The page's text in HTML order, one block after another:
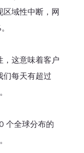
区域性中断，网
，这意味着客户
们每天有超过
个全球分布的